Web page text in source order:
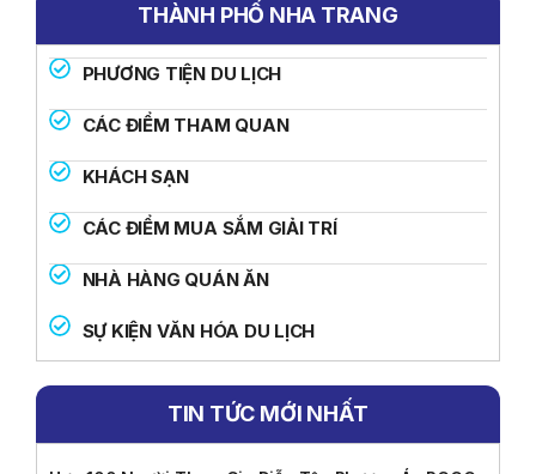
THÀNH PHỐ NHA TRANG
PHƯƠNG TIỆN DU LỊCH
CÁC ĐIỂM THAM QUAN
KHÁCH SẠN
CÁC ĐIỂM MUA SẮM GIẢI TRÍ
NHÀ HÀNG QUÁN ĂN
SỰ KIỆN VĂN HÓA DU LỊCH
TIN TỨC MỚI NHẤT